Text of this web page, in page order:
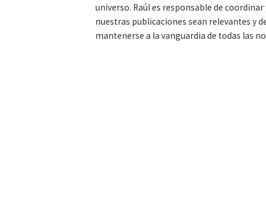
universo. Raúl es responsable de
nuestras publicaciones sean relevantes y
mantenerse a la vanguardia de todas las